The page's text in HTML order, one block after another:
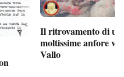
Il ritrovamento di
moltissime anfore
Vallo